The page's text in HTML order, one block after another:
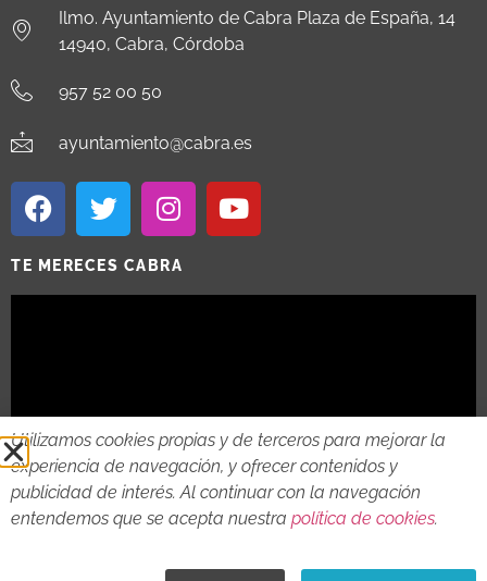
Ilmo. Ayuntamiento de Cabra Plaza de España, 14
14940, Cabra, Córdoba
957 52 00 50
ayuntamiento@cabra.es
TE MERECES CABRA
2018 - 2026 © AYTO DE CABRA AVISO LEGAL
Utilizamos cookies propias y de terceros para mejorar la
experiencia de navegación, y ofrecer contenidos y
publicidad de interés. Al continuar con la navegación
entendemos que se acepta nuestra política de cookies.